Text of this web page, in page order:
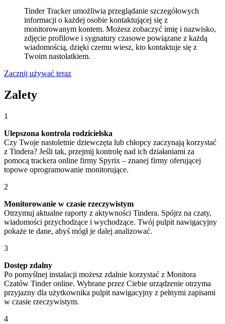
Tinder Tracker umożliwia przeglądanie szczegółowych
informacji o każdej osobie kontaktującej się z
monitorowanym kontem. Możesz zobaczyć imię i nazwisko,
zdjęcie profilowe i sygnatury czasowe powiązane z każdą
wiadomością, dzięki czemu wiesz, kto kontaktuje się z
Twoim nastolatkiem.
Zacznij używać teraz
Zalety
1
Ulepszona kontrola rodzicielska
Czy Twoje nastoletnie dziewczęta lub chłopcy zaczynają korzystać
z Tindera? Jeśli tak, przejmij kontrolę nad ich działaniami za
pomocą trackera online firmy Spyrix – znanej firmy oferującej
topowe oprogramowanie monitorujące.
2
Monitorowanie w czasie rzeczywistym
Otrzymuj aktualne raporty z aktywności Tindera. Spójrz na czaty,
wiadomości przychodzące i wychodzące. Twój pulpit nawigacyjny
pokaże te dane, abyś mógł je dalej analizować.
3
Dostęp zdalny
Po pomyślnej instalacji możesz zdalnie korzystać z Monitora
Czatów Tinder online. Wybrane przez Ciebie urządzenie otrzyma
przyjazny dla użytkownika pulpit nawigacyjny z pełnymi zapisami
w czasie rzeczywistym.
4